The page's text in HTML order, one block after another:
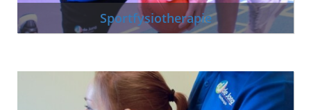
Sportfysiotherapie